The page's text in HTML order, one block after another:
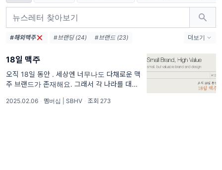
#해외맥주 #브랜딩 (24)
#브랜드 (23)
#트렌드 (4)
#기후변화 (3)
#뉴스레터 (3)
#아날로그 (3)
#브랜딩책 (3)
#책 (3)
#로컬문화 (3)
#맥주 (3)
#여행 (3)
더보기
18일 맥주
오직 18일 동안 . 세상엔 너무나도 다채로운 맥
주 브랜드가 존재해요. 그래서 각 나라를 대표
그런데 대만에 가면 이 맥주는 꼭 먹어보고 와
2025.02.06 · 멤버십 | SBHV · 조회 273